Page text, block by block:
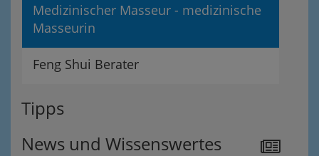
Medizinischer Masseur - medizinische
Masseurin
Feng Shui Berater
Tipps
News und Wissenswertes